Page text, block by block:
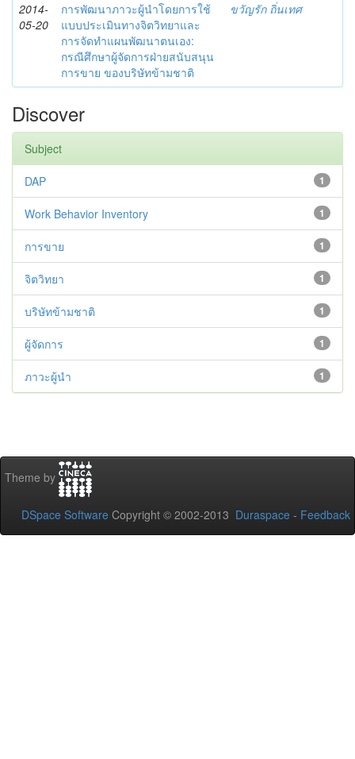
2014-
05-20
การพัฒนาภาวะผู้นำโดยการใช้
แบบประเมินทางจิตวิทยาและ
การจัดทำแผนพัฒนาตนเอง:
กรณีศึกษาผู้จัดการฝ่ายสนับสนุน
การขาย ของบริษัทข้ามชาติ
ขวัญรัก ถิ่นเทศ
Discover
Subject
1
DAP
1
Work Behavior Inventory
1
การขาย
1
จิตวิทยา
1
บริษัทข้ามชาติ
1
ผู้จัดการ
1
ภาวะผู้นำ
Theme by
DSpace Software Copyright © 2002-2013 Duraspace - Feedback